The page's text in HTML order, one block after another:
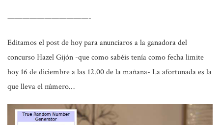
———————————-
Editamos el postde hoy para anunciaros a la ganadora del
concurso Hazel Gijón -que como sabéis tenía como fecha limite
hoy 16 de diciembre a las 12.00 de la mañana- La afortunada es la
que lleva el número…